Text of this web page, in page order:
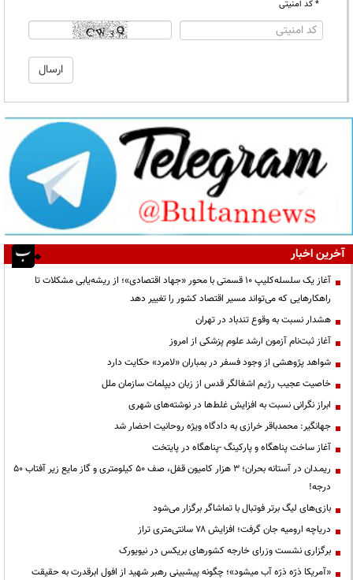
* کد امنیتی
آخرین اخبار
آغاز یک سلسله‌کلیپ ۱۰ قسمتی با محور «جهاد اقتصادی»؛ از ریشه‌یابی مشکلات تا
راهکارهایی که می‌تواند مسیر اقتصاد کشور را تغییر دهد
هشدار نسبت به وقوع تندباد در تهران
آغاز ثبت‌نام آزمون ارشد علوم پزشکی از امروز
شواهد پژوهشی از وجود فسفر در بمباران «لامرد» حکایت دارد
خاصیت عجیب رژیم اشغالگر قدس از زبان دیپلمات سازمان ملل
ابراز نگرانی نسبت به افزایش غلط‌ها در نوشته‌های شهری
جهانگیر: محمدباقر خرازی به دادگاه ویژه روحانیت احضار شد
آغاز ساخت پناهگاه و پارکینگ -پناهگاه در پایتخت
ریمـدان در آستانه بحران؛ ۳ هزار کامیون قفل، صف ۵۰ کیلومتری و گاز مایع زیر آفتاب ۵۰
درجه!
بازی‌های لیگ برتر فوتبال با تماشاگر برگزار می‌شود
دریاچه ارومیه جان گرفت؛ افزایش ۷۸ سانتی‌متری تراز
برگزاری نشست وزرای خارجه کشورهای بریکس در نیویورک
«آمریکا ذرّه ذرّه آب میشود»؛ چگونه پیشبینی رهبر شهید از افول ابرقدرت به حقیقت